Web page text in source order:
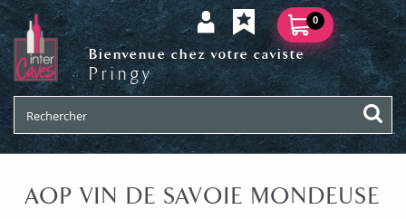
0
Bienvenue chez votre caviste
Pringy
AOP VIN DE SAVOIE MONDEUSE